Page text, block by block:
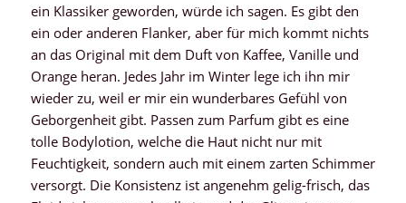
ein Klassiker geworden, würde ich sagen. Es gibt den
ein oder anderen Flanker, aber für mich kommt nichts
an das Original mit dem Duft von Kaffee, Vanille und
Orange heran. Jedes Jahr im Winter lege ich ihn mir
wieder zu, weil er mir ein wunderbares Gefühl von
Geborgenheit gibt. Passen zum Parfum gibt es eine
tolle Bodylotion, welche die Haut nicht nur mit
Feuchtigkeit, sondern auch mit einem zarten Schimmer
versorgt. Die Konsistenz ist angenehm gelig-frisch, das